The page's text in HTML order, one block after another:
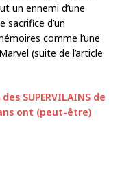
un ennemi d’une
sacrifice d’un
comme l’une
(suite de l’article
SUPERVILAINS de
ont (peut-être)